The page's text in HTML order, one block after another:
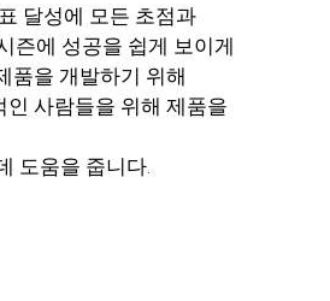
달성에 모든 초점과
즌에 성공을 쉽게 보이게
품을 개발하기 위해
사람들을 위해 제품을
도움을 줍니다.